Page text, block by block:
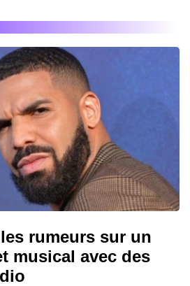
rumeurs sur un
musical avec des